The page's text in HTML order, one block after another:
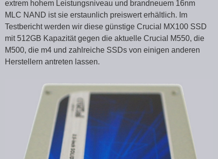
extrem hohem Leistungsniveau und brandneuem 16nm
MLC NAND ist sie erstaunlich preiswert erhältlich. Im
Testbericht werden wir diese günstige Crucial MX100 SSD
mit 512GB Kapazität gegen die aktuelle Crucial M550, die
M500, die m4 und zahlreiche SSDs von einigen anderen
Herstellern antreten lassen.